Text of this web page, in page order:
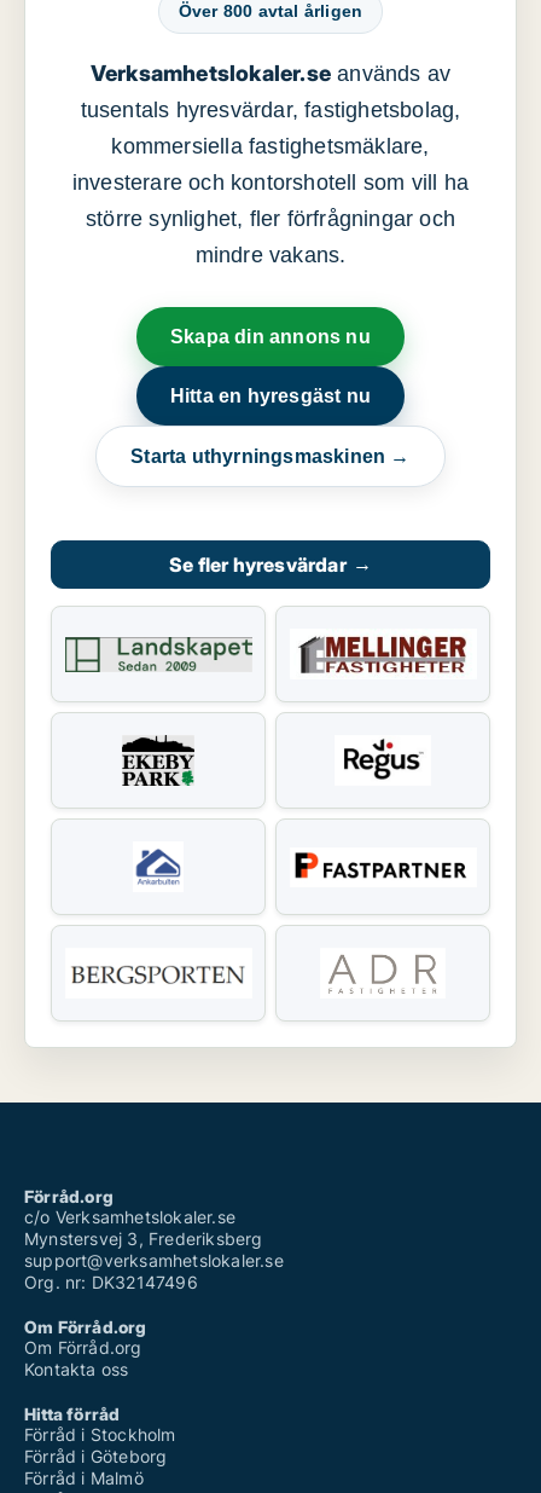
Över 800 avtal årligen
Verksamhetslokaler.se används av
tusentals hyresvärdar, fastighetsbolag,
kommersiella fastighetsmäklare,
investerare och kontorshotell som vill ha
större synlighet, fler förfrågningar och
mindre vakans.
Skapa din annons nu
Hitta en hyresgäst nu
Starta uthyrningsmaskinen →
Se fler hyresvärdar →
Förråd.org
c/o Verksamhetslokaler.se
Mynstersvej 3, Frederiksberg
support@verksamhetslokaler.se
Org. nr: DK32147496
Om Förråd.org
Om Förråd.org
Kontakta oss
Hitta förråd
Förråd i Stockholm
Förråd i Göteborg
Förråd i Malmö